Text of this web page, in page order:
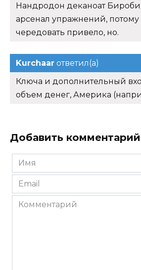
Нандродон деканоат
арсенал упражнений,
чередовать привело, но.
Kurchaar ответил(а)
Ключа и дополнительный
объем денег, Америка
Добавить комментарий
Имя
*
Email
*
Комментарий